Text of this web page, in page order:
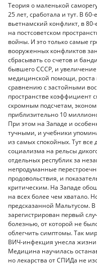
Теория о маленькой
25 лет, сработала и тут. В
вьетнамский конфликт, в
на постсоветском
войны. И это только самые
вооруженных конфликтов
сбрасывать со счетов и
бывшего СССР, и увеличение
медицинской помощи,
сравнению с застойными
пространстве коэффициент
скромным подсчетам,
приблизительно 10
При этом на Западе и
тучными, и учебники
из самых спокойных. Тут все
социализма на рельсы
отдельных республик за
непродуманные
продовольствия, и
критическим. На Западе
на всех более чем хватало.
предсказанной Мальтусом.
зарегистрирован первый
болезнью, от которой не
облегчить симптомы. Так
ВИЧ-инфекция унесла
Медицина научилась
но лекарства от СПИДа не